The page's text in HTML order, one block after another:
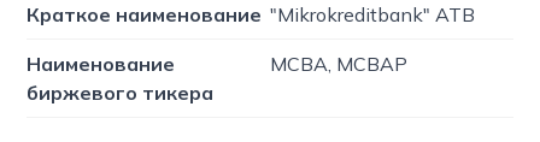
Краткое наименование "Mikrokreditbank" ATB
Наименование
биржевого тикера
MCBA, MCBAP